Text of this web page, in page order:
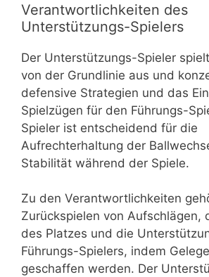
Verantwortlichkeiten des
Unterstützungs-Spielers
Der Unterstützungs-Spieler
von der Grundlinie aus und
defensive Strategien und das
Spielzügen für den Führungs-
Spieler ist entscheidend für die
Aufrechterhaltung der
Stabilität während der Spiele.
Zu den Verantwortlichkeiten
Zurückspielen von Aufschlägen,
des Platzes und die
Führungs-Spielers, indem
geschaffen werden. Der